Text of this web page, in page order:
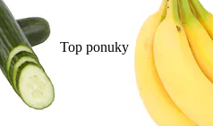
Top ponuky